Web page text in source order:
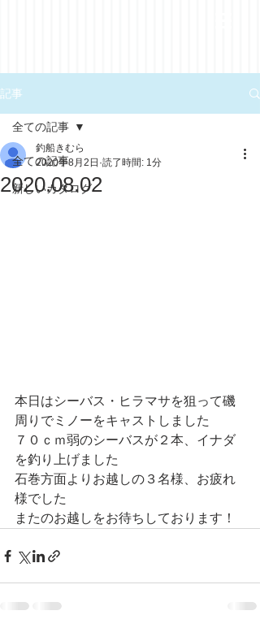
記事
全ての記事
新しいカタログ
全ての記事
2020.08.02
釣船きむら
2020年8月2日 読了時間: 1分
本日はシーバス・ヒラマサを狙って磯
周りでミノーをキャストしました
７０ｃｍ弱のシーバスが２本、イナダ
を釣り上げました
石巻方面よりお越しの３名様、お疲れ
様でした
またのお越しをお待ちしております！